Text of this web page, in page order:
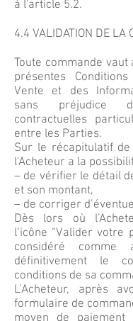
à l'article 5.2.
4.4 VALIDATION DE LA
Toute commande vaut
présentes
Vente et des
sans préjudice
contractuelles
entre les Parties.
Sur le récapitulatif de
l’Acheteur a la
– de vérifier le détail
et son montant,
– de corriger
Dès lors où
l’icône “Valider votre
considéré comme
définitivement le
conditions de sa
L’Acheteur, après
formulaire de
moyen de